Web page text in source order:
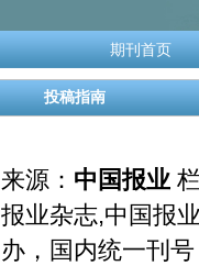
期刊首页
投稿指南
来源： 中国报业
报业杂志,中国报
办，国内统一刊